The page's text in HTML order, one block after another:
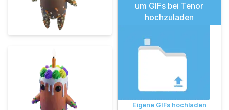
um GIFs bei Tenor
hochzuladen
Eigene GIFs hochladen